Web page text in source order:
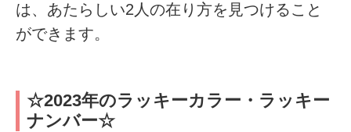
は、あたらしい2人の在り方を見つけること
ができます。
☆2023年のラッキーカラー・ラッキー
ナンバー☆